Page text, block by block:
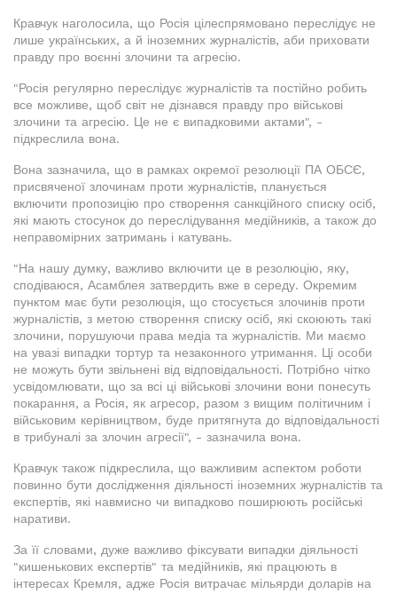
Кравчук наголосила, що Росія цілеспрямовано переслідує не
лише українських, а й іноземних журналістів, аби приховати
правду про воєнні злочини та агресію.
"Росія регулярно переслідує журналістів та постійно робить
все можливе, щоб світ не дізнався правду про військові
злочини та агресію. Це не є випадковими актами", -
підкреслила вона.
Вона зазначила, що в рамках окремої резолюції ПА ОБСЄ,
присвяченої злочинам проти журналістів, планується
включити пропозицію про створення санкційного списку осіб,
які мають стосунок до переслідування медійників, а також до
неправомірних затримань і катувань.
"На нашу думку, важливо включити це в резолюцію, яку,
сподіваюся, Асамблея затвердить вже в середу. Окремим
пунктом має бути резолюція, що стосується злочинів проти
журналістів, з метою створення списку осіб, які скоюють такі
злочини, порушуючи права медіа та журналістів. Ми маємо
на увазі випадки тортур та незаконного утримання. Ці особи
не можуть бути звільнені від відповідальності. Потрібно чітко
усвідомлювати, що за всі ці військові злочини вони понесуть
покарання, а Росія, як агресор, разом з вищим політичним і
військовим керівництвом, буде притягнута до відповідальності
в трибуналі за злочин агресії", - зазначила вона.
Кравчук також підкреслила, що важливим аспектом роботи
повинно бути дослідження діяльності іноземних журналістів та
експертів, які навмисно чи випадково поширюють російські
наративи.
За її словами, дуже важливо фіксувати випадки діяльності
"кишенькових експертів" та медійників, які працюють в
інтересах Кремля, адже Росія витрачає мільярди доларів на